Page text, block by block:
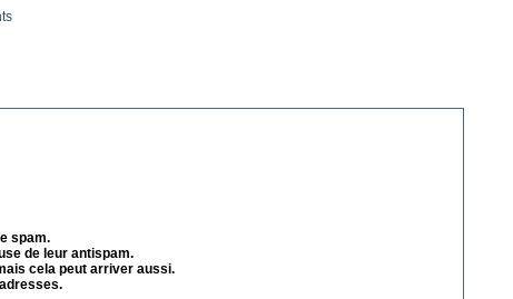
spam.
de leur antispam.
cela peut arriver aussi.